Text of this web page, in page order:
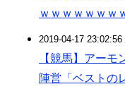
ｗｗｗｗｗｗｗ
2019-04-17
【競馬】アー
陣営「ベストの